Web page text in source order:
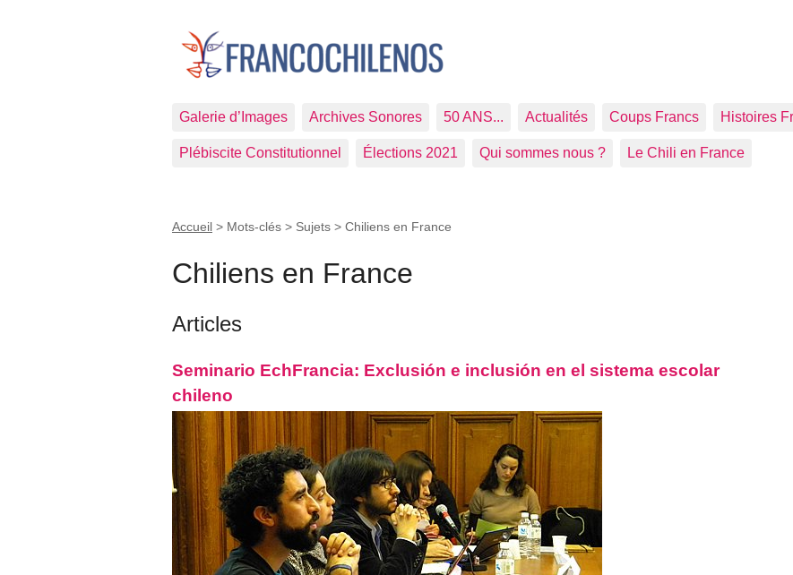
Galerie d’Images Archives Sonores 50 ANS... Actualités Coups Francs Histoires
Plébiscite Constitutionnel Élections 2021 Qui sommes nous ? Le Chili en France
Accueil > Mots-clés > Sujets > Chiliens en France
Chiliens en France
Articles
Seminario EchFrancia: Exclusión e inclusión en el sistema escolar
chileno